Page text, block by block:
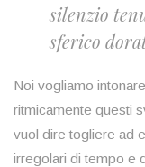
silenzio
sferico
Noi vogliamo
ritmicamente questi
vuol dire togliere ad
irregolari di tempo e